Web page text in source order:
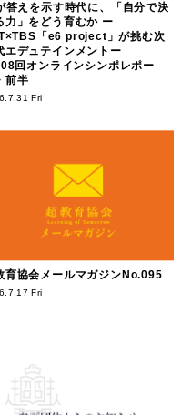
答えを示す時代に、「自分で決
力」をどう育むか ー
「e6 project」が挑む次
エデュテインメントー
回オンラインシンポレポー
前半
Fri
育協会メールマガジンNo.095
Fri